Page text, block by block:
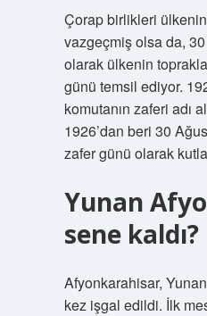
Çorap birlikleri ülkenin
vazgeçmiş olsa da,
olarak ülkenin
günü temsil ediyor.
komutanın zaferi adı
1926’dan beri 30
zafer günü olarak
Yunan
sene kaldı?
Afyonkarahisar,
kez işgal edildi. İlk